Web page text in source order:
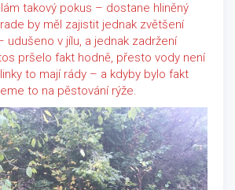
takový pokus – dostane hliněný
by měl zajistit jednak zvětšení
udušeno v jílu, a jednak zadržení
pršelo fakt hodně, přesto vody není
to mají rády – a kdyby bylo fakt
to na pěstování rýže.